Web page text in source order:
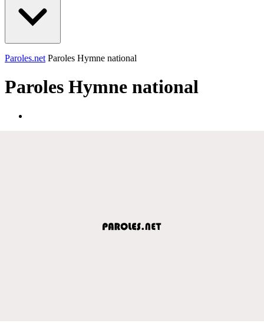
Paroles.net Paroles Hymne national
Paroles Hymne national